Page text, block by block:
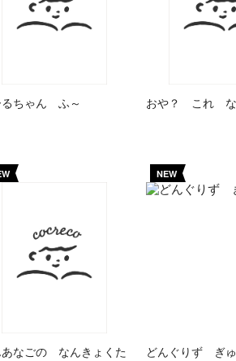
るちゃん ふ～ おや？ これ な
あなごの なんきょくた
NEW
どんぐりず ぎ